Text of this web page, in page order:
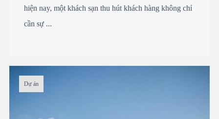
hiện nay, một khách sạn thu hút khách hàng không chỉ
cần sự ...
Dự án